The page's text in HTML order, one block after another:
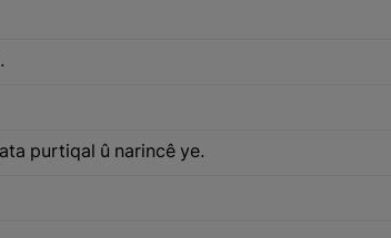
purtiqal û narincê ye.